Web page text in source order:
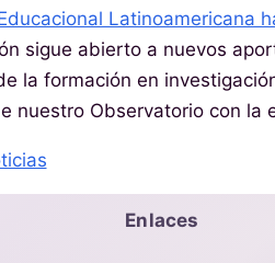
Latinoamericana
sigue abierto a nuevos
la formación en
nuestro Observatorio con la
Enlaces